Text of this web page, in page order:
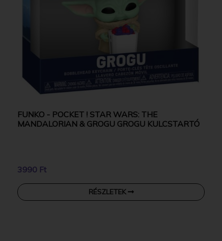
FUNKO - POCKET ! STAR WARS: THE
MANDALORIAN & GROGU GROGU KULCSTARTÓ
3990 Ft
RÉSZLETEK